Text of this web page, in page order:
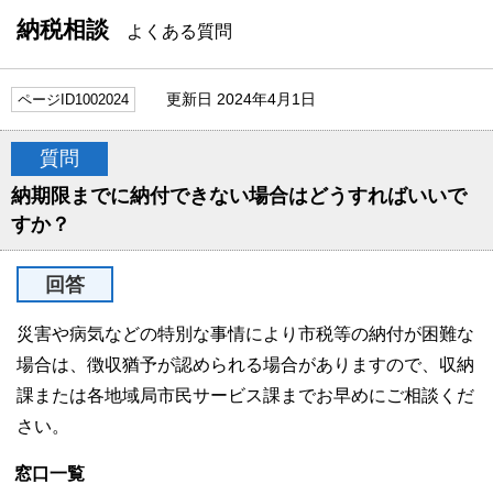
納税相談 よくある質問
ページID1002024 更新日 2024年4月1日
質問
納期限までに納付できない場合はどうすればいいで
すか？
回答
災害や病気などの特別な事情により市税等の納付が困難な
場合は、徴収猶予が認められる場合がありますので、収納
課または各地域局市民サービス課までお早めにご相談くだ
さい。
窓口一覧